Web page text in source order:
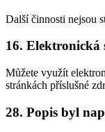
Další činnosti nejsou
16. Elektronická
Můžete využít
stránkách příslušné
28. Popis byl